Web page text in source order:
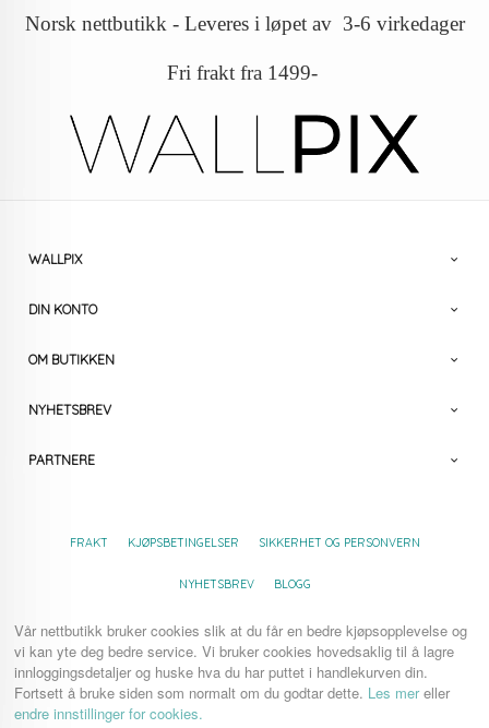
Norsk nettbutikk - Leveres i løpet av 3-6 virkedager
Fri frakt fra 1499-
WALLPIX
DIN KONTO
OM BUTIKKEN
NYHETSBREV
PARTNERE
FRAKT KJØPSBETINGELSER SIKKERHET OG PERSONVERN
NYHETSBREV BLOGG
Vår nettbutikk bruker cookies slik at du får en bedre kjøpsopplevelse og
vi kan yte deg bedre service. Vi bruker cookies hovedsaklig til å lagre
innloggingsdetaljer og huske hva du har puttet i handlekurven din.
Fortsett å bruke siden som normalt om du godtar dette. Les mereller
endre innstillinger for cookies.